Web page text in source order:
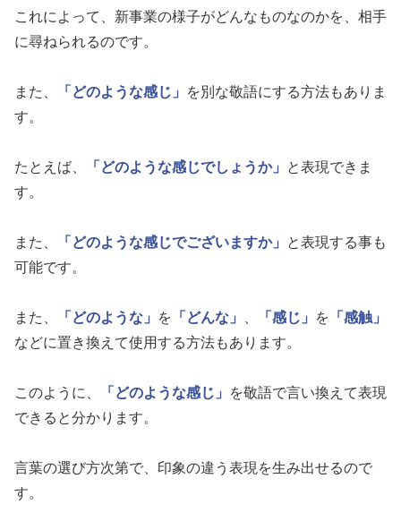
これによって、新事業の様子がどんなものなのかを、相手
に尋ねられるのです。
また、 「どのような感じ」
を別な敬語にする方法もありま
す。
たとえば、 「どのような感じでしょうか」
と表現できま
す。
また、 「どのような感じでございますか」
と表現する事も
可能です。
また、 「どのような」 を 「どんな」 「感じ」 を 「感触」
などに置き換えて使用する方法もあります。
このように、 「どのような感じ」
を敬語で言い換えて表現
できると分かります。
言葉の選び方次第で、印象の違う表現を生み出せるので
す。